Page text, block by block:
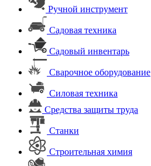
Ручной инструмент
Садовая техника
Садовый инвентарь
Сварочное оборудование
Силовая техника
Средства защиты труда
Станки
Строительная химия